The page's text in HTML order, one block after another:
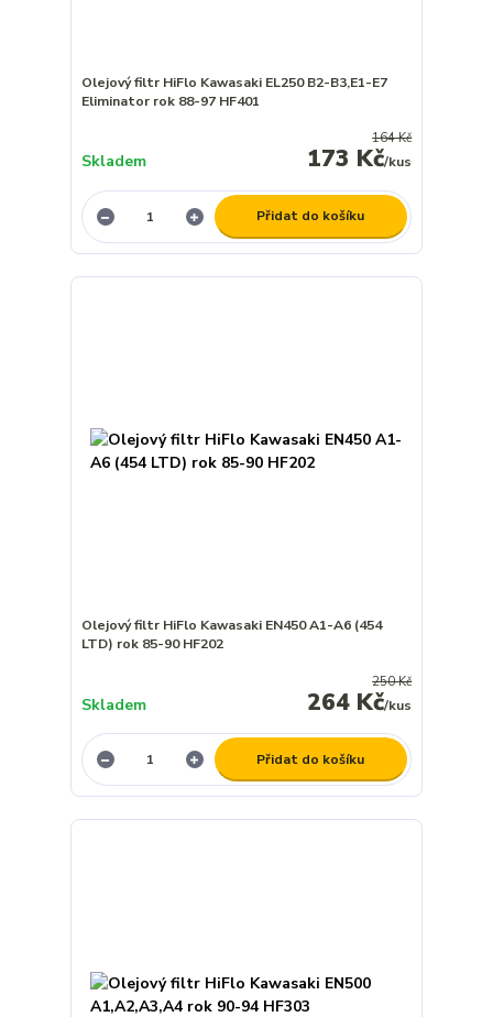
Olejový filtr HiFlo Kawasaki EL250 B2-B3,E1-E7
Eliminator rok 88-97 HF401
164 Kč
173 Kč/kus
Skladem
Přidat do košíku
Olejový filtr HiFlo Kawasaki EN450 A1-A6 (454
LTD) rok 85-90 HF202
250 Kč
264 Kč/kus
Skladem
Přidat do košíku